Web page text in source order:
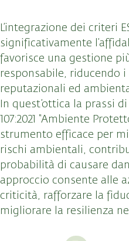
L’integrazione dei criteri
significativamente
favorisce una gestione
responsabile, riducendo
reputazionali ed
In quest’ottica la prassi
107:2021 “Ambiente
strumento efficace per
rischi ambientali,
probabilità di causare
approccio consente alle
criticità, rafforzare la
migliorare la resilienza